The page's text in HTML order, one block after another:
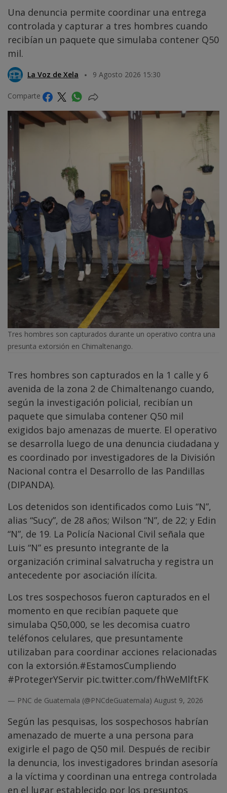
Una denuncia permite coordinar una entrega
controlada y capturar a tres hombres cuando
recibían un paquete que simulaba contener Q50
mil.
La Voz de Xela 9 Agosto 2026 15:30
Comparte
Tres hombres son capturados durante un operativo contra una
presunta extorsión en Chimaltenango.
Tres hombres son capturados en la 1 calle y 6
avenida de la zona 2 de Chimaltenango cuando,
según la investigación policial, recibían un
paquete que simulaba contener Q50 mil
exigidos bajo amenazas de muerte. El operativo
se desarrolla luego de una denuncia ciudadana y
es coordinado por investigadores de la División
Nacional contra el Desarrollo de las Pandillas
(DIPANDA).
Los detenidos son identificados como Luis “N”,
alias “Sucy”, de 28 años; Wilson “N”, de 22; y Edin
“N”, de 19. La Policía Nacional Civil señala que
Luis “N” es presunto integrante de la
organización criminal salvatrucha y registra un
antecedente por asociación ilícita.
Los tres sospechosos fueron capturados en el
momento en que recibían paquete que
simulaba Q50,000, se les decomisa cuatro
teléfonos celulares, que presuntamente
utilizaban para coordinar acciones relacionadas
con la extorsión.#EstamosCumpliendo
#ProtegerYServir pic.twitter.com/fhWeMlftFK
— PNC de Guatemala (@PNCdeGuatemala) August 9, 2026
Según las pesquisas, los sospechosos habrían
amenazado de muerte a una persona para
exigirle el pago de Q50 mil. Después de recibir
la denuncia, los investigadores brindan asesoría
a la víctima y coordinan una entrega controlada
en el lugar establecido por los presuntos